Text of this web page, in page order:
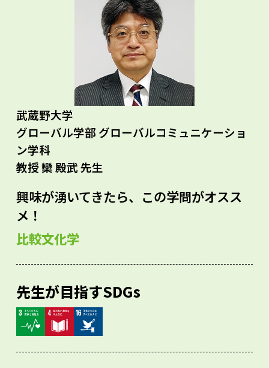
o
武蔵野大学
グローバル学部 グローバルコミュニケーショ
ン学科
教授 欒 殿武 先生
興味が湧いてきたら、この学問がオスス
メ！
比較文化学
先生が目指すSDGs